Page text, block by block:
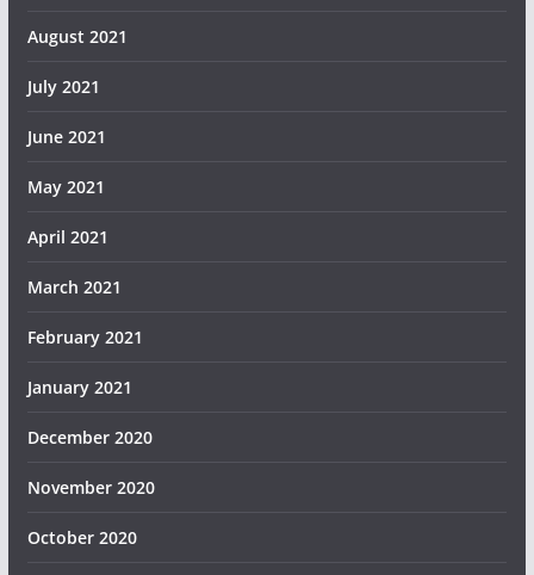
August 2021
July 2021
June 2021
May 2021
April 2021
March 2021
February 2021
January 2021
December 2020
November 2020
October 2020